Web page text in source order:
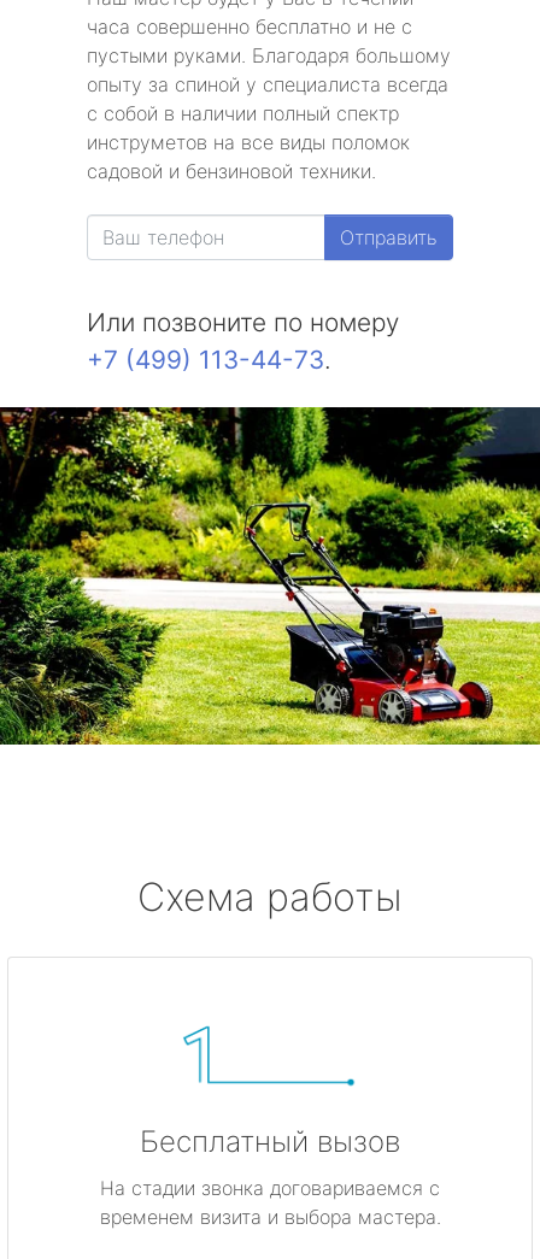
часа совершенно бесплатно и не с
пустыми руками. Благодаря большому
опыту за спиной у специалиста всегда
с собой в наличии полный спектр
инструметов на все виды поломок
садовой и бензиновой техники.
Отправить
Или позвоните по номеру
+7 (499) 113-44-73.
Схема работы
Бесплатный вызов
На стадии звонка договариваемся с
временем визита и выбора мастера.